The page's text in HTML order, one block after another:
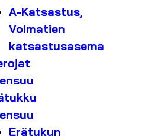
A-Katsastus,
Voimatien
katsastusasema
Erätukun